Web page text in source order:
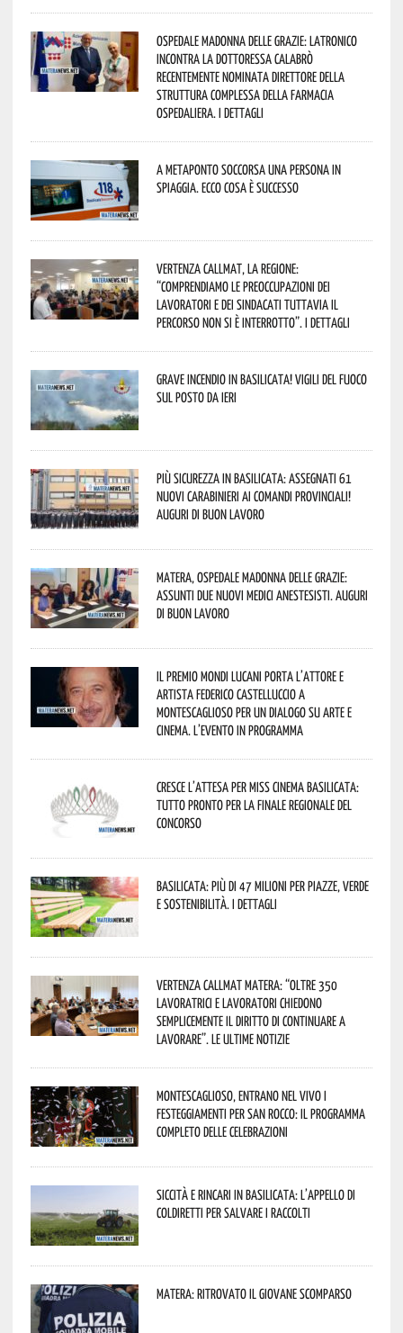
Ospedale Madonna delle Grazie: Latronico
incontra la dottoressa Calabrò
recentemente nominata Direttore della
Struttura Complessa della Farmacia
Ospedaliera. I dettagli
A Metaponto soccorsa una persona in
spiaggia. Ecco cosa è successo
Vertenza CallMat, la Regione:
“comprendiamo le preoccupazioni dei
lavoratori e dei sindacati tuttavia il
percorso non si è interrotto”. I dettagli
Grave incendio in Basilicata! Vigili del fuoco
sul posto da ieri
Più sicurezza in Basilicata: assegnati 61
nuovi Carabinieri ai Comandi provinciali!
Auguri di buon lavoro
Matera, Ospedale Madonna delle Grazie:
assunti due nuovi medici anestesisti. Auguri
di buon lavoro
Il Premio Mondi Lucani porta l’attore e
artista Federico Castelluccio a
Montescaglioso per un dialogo su arte e
cinema. L’evento in programma
Cresce l’attesa per Miss Cinema Basilicata:
tutto pronto per la finale regionale del
concorso
Basilicata: più di 47 milioni per piazze, verde
e sostenibilità. I dettagli
Vertenza CallMat Matera: “Oltre 350
lavoratrici e lavoratori chiedono
semplicemente il diritto di continuare a
lavorare”. Le ultime notizie
Montescaglioso, entrano nel vivo i
festeggiamenti per San Rocco: il programma
completo delle celebrazioni
Siccità e rincari in Basilicata: l’appello di
Coldiretti per salvare i raccolti
Matera: ritrovato il giovane scomparso